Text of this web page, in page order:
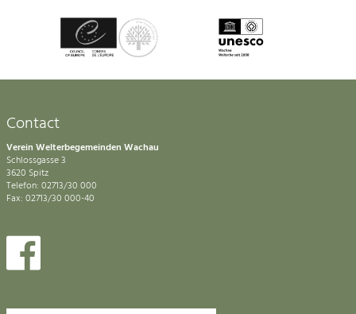
Contact
Verein Welterbegemeinden Wachau
Schlossgasse 3
3620 Spitz
Telefon: 02713/30 000
Fax: 02713/30 000-40